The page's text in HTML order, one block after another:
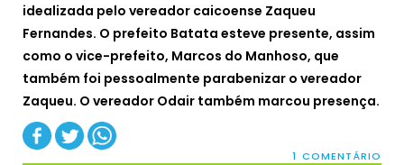
idealizada pelo vereador caicoense Zaqueu
Fernandes. O prefeito Batata esteve presente, assim
como o vice-prefeito, Marcos do Manhoso, que
também foi pessoalmente parabenizar o vereador
Zaqueu. O vereador Odair também marcou presença.
1 COMENTÁRIO